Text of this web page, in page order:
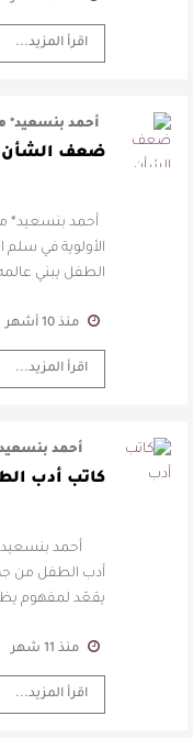
اقرأ المزيد...
أحمد بنسعيد*
الأولوية في
ضعف الشأن
أحمد بنسعيد*
الأولوية في سلم
الطفل يبني
منذ 10 أشهر
اقرأ المزيد...
أحمد بنسعيد*
لكتاب أدب
كاتب أدب
أحمد بنسعيد*
أدب الطفل من
يقعّد لمفهوم
منذ 11 شهر
اقرأ المزيد...